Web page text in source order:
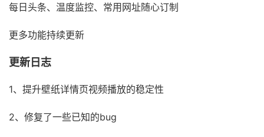
每日头条、温度监控、常用网址随心订制
更多功能持续更新
更新日志
1、提升壁纸详情页视频播放的稳定性
2、修复了一些已知的bug